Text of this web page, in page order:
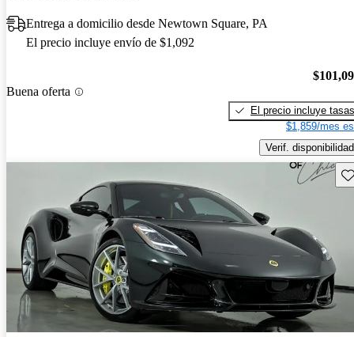
Entrega a domicilio desde Newtown Square, PA
El precio incluye envío de $1,092
Buena oferta
El precio incluye tasas
$1,859/mes
Verif. disponibilidad